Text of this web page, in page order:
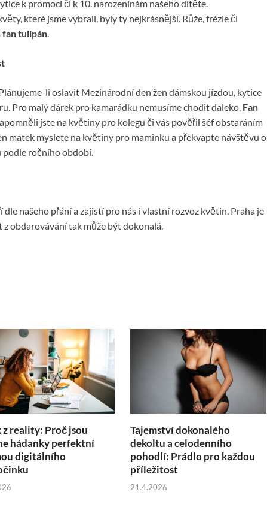
k promoci či k 10. narozeninám našeho dítěte.
které jsme vybrali, byly ty nejkrásnější. Růže, frézie či
fan tulipán.
li oslavit Mezinárodní den žen dámskou jízdou, kytice
Pro malý dárek pro kamarádku nemusíme chodit daleko, Fan
jste na květiny pro kolegu či vás pověřil šéf obstaráním
matek myslete na květiny pro maminku a překvapte návštěvu o
podle ročního období.
našeho přání a zajistí pro nás i vlastní rozvoz květin. Praha je
z obdarovávání tak může býtdokonalá.
z reality: Proč jsou
hádanky perfektní
digitálního
Tajemství dokonalého
dekoltu a celodenního
pohodlí: Prádlo pro každou
příležitost
21.4.2026